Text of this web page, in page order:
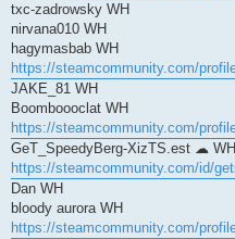
txc-zadrowsky WH
nirvana010 WH
hagymasbab WH
https://steamcommunity.com/
JAKE_81 WH
Boomboooclat WH
https://steamcommunity.com/
GeT_SpeedyBerg-XizTS.est ☁ WH
https://steamcommunity.com/id/
Dan WH
bloody aurora WH
https://steamcommunity.com/